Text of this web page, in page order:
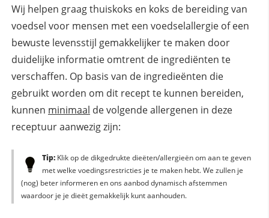
Wij helpen graag thuiskoks en koks de bereiding van
voedsel voor mensen met een voedselallergie of een
bewuste levensstijl gemakkelijker te maken door
duidelijke informatie omtrent de ingrediënten te
verschaffen. Op basis van de ingredieënten die
gebruikt worden om dit recept te kunnen bereiden,
kunnen minimaal de volgende allergenen in deze
receptuur aanwezig zijn:
Tip:Klik op de dikgedrukte dieëten/allergieën om aan te geven
met welke voedingsrestricties je te maken hebt. We zullen je
(nog) beter informeren en ons aanbod dynamisch afstemmen
waardoor je je dieët gemakkelijk kunt aanhouden.